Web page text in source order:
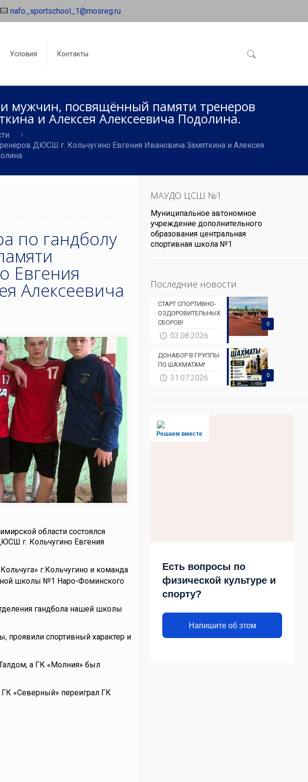
nafo_sportschool_1@mosreg.ru
Условия Контакты
мужчин, посвящённый памяти тренеров
и Алексея Алексеевича Подолина.
ДЮСШ г. Кольчугино Евгения Ивановича Замяткина и Алексея
по гандболу
Евгения
Алексеевича
области состоялся
г. Кольчугино Евгения
г.Кольчугино и команда
школы №1 Наро-Фоминского
гандбола нашей школы
проявили спортивный характер и
а ГК «Молния» был
«Северный» переиграл ГК
МАУДО ЦСШ №1
Муниципальное автономное
учреждение дополнительного
образования центральная
спортивная школа №1
Последние новости
0
СТАРТ СПОРТИВНО-
ОЗДОРОВИТЕЛЬНЫХ
СБОРОВ!
03.08.2026
0
ДОНАБОР В ГРУППЫ
ПО ШАХМАТАМ!
31.07.2026
Решаем вместе
Есть вопросы по
физической культуре и
спорту?
Напишите об этом